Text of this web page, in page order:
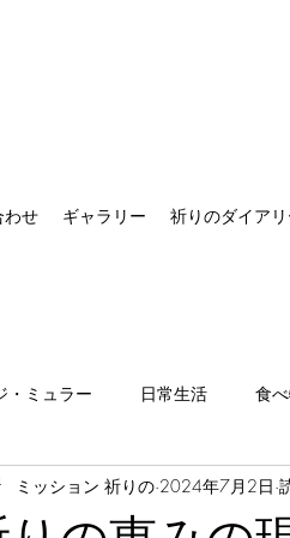
わせ ギャラリー 祈りのダイア
・ミュラー 日常生活 食
れミッション 祈りの 2024年7月2日